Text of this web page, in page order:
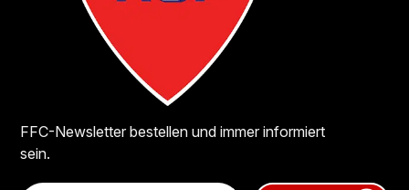
FFC-Newsletter bestellen und immer informiert
sein.